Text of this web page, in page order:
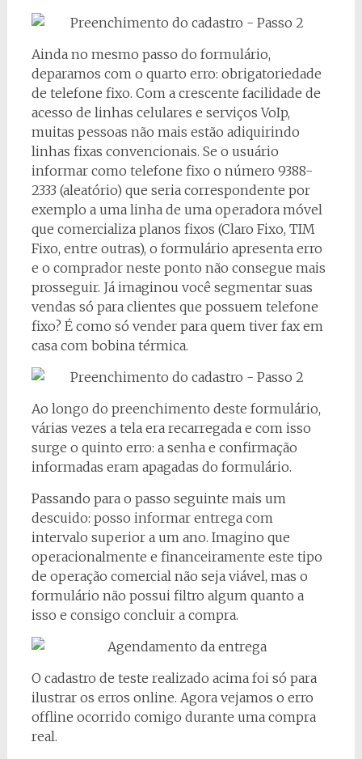
Ainda no mesmo passo do formulário,
deparamos com o quarto erro: obrigatoriedade
de telefone fixo. Com a crescente facilidade de
acesso de linhas celulares e serviços VoIp,
muitas pessoas não mais estão adiquirindo
linhas fixas convencionais. Se o usuário
informar como telefone fixo o número 9388-
2333 (aleatório) que seria correspondente por
exemplo a uma linha de uma operadora móvel
que comercializa planos fixos (Claro Fixo, TIM
Fixo, entre outras), o formulário apresenta erro
e o comprador neste ponto não consegue mais
prosseguir. Já imaginou você segmentar suas
vendas só para clientes que possuem telefone
fixo? É como só vender para quem tiver fax em
casa com bobina térmica.
Ao longo do preenchimento deste formulário,
várias vezes a tela era recarregada e com isso
surge o quinto erro: a senha e confirmação
informadas eram apagadas do formulário.
Passando para o passo seguinte mais um
descuido: posso informar entrega com
intervalo superior a um ano. Imagino que
operacionalmente e financeiramente este tipo
de operação comercial não seja viável, mas o
formulário não possui filtro algum quanto a
isso e consigo concluir a compra.
O cadastro de teste realizado acima foi só para
ilustrar os erros online. Agora vejamos o erro
offline ocorrido comigo durante uma compra
real.